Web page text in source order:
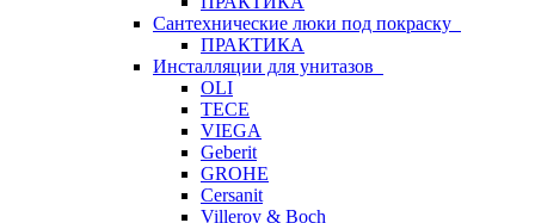
Сантехнические люки под покраску
ПРАКТИКА
Инсталляции для унитазов
OLI
TECE
VIEGA
Geberit
GROHE
Cersanit
Villeroy & Boch